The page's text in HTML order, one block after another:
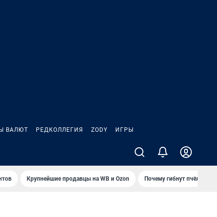
ВАЛЮТ РЕДКОЛЛЕГИЯ ZODY ИГРЫ
Крупнейшие продавцы на WB и Ozon Почему гибнут пчёлы?